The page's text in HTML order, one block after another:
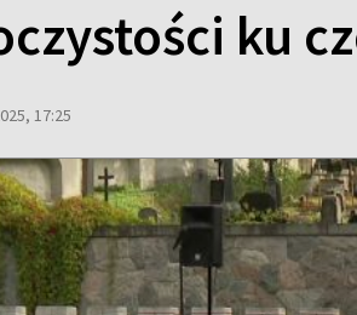
ku
17:25